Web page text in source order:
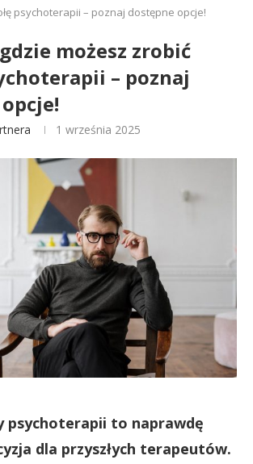
psychoterapii – poznaj dostępne opcje!
możesz zrobić
– poznaj
1 września 2025
psychoterapii to naprawdę
dla przyszłych terapeutów.